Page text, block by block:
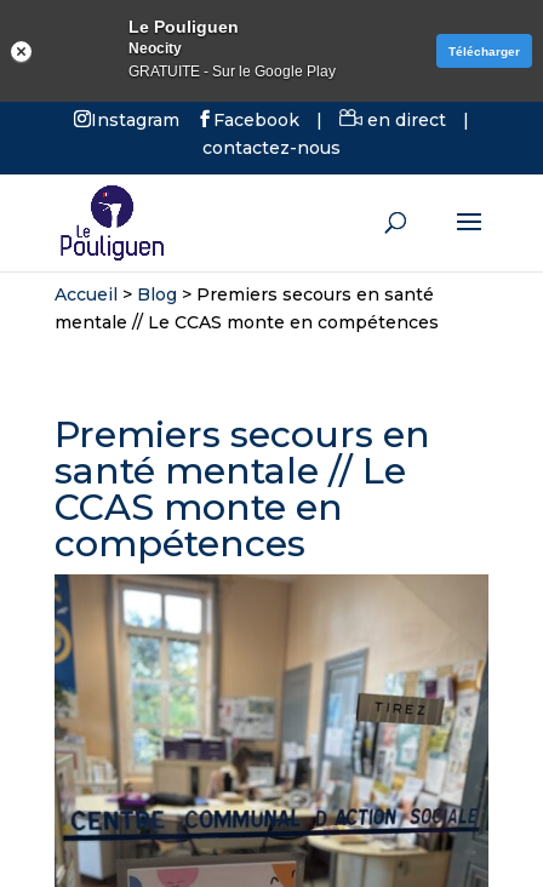
Instagram Facebook | en direct
|
contactez-nous
Accueil> Blog > Premiers secours en santé
mentale // Le CCAS monte en compétences
Premiers secours en
santé mentale // Le
CCAS monte en
compétences
Le Pouliguen
Neocity
GRATUITE - Sur le Google Play
Télécharger